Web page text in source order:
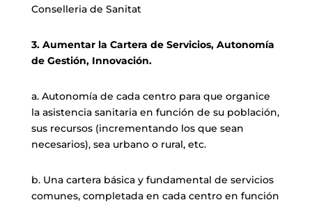
Conselleria de Sanitat
3. Aumentar la Cartera de Servicios, Autonomía
de Gestión, Innovación.
a. Autonomía de cada centro para que organice
la asistencia sanitaria en función de su población,
sus recursos (incrementando los que sean
necesarios), sea urbano o rural, etc.
b. Una cartera básica y fundamental de servicios
comunes, completada en cada centro en función